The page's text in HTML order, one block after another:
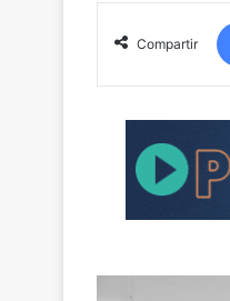
Compartir